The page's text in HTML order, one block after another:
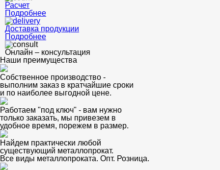
Расчет
Подробнее
Доставка продукции
Подробнее
Онлайн – консультация
Наши преимущества
Собственное производство -
выполним заказ в кратчайшие сроки
и по наиболее выгодной цене.
Работаем "под ключ" - вам нужно
только заказать, мы привезем в
удобное время, порежем в размер.
Найдем практически любой
существующий металлопрокат.
Все виды металлопроката. Опт. Розница.